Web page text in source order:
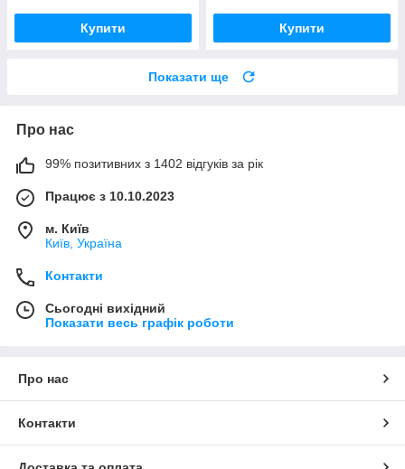
Купити Купити
Показати ще
Про нас
99% позитивних з 1402 відгуків за рік
Працює з 10.10.2023
м. Київ
Київ, Україна
Контакти
Сьогодні вихідний
Показати весь графік роботи
Про нас
Контакти